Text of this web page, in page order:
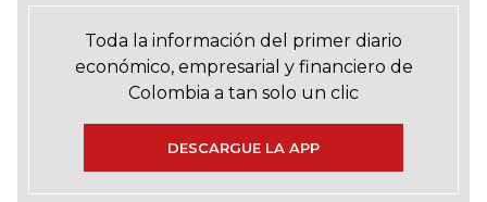
Toda la información del primer diario
económico, empresarial y financiero de
Colombia a tan solo un clic
DESCARGUE LA APP